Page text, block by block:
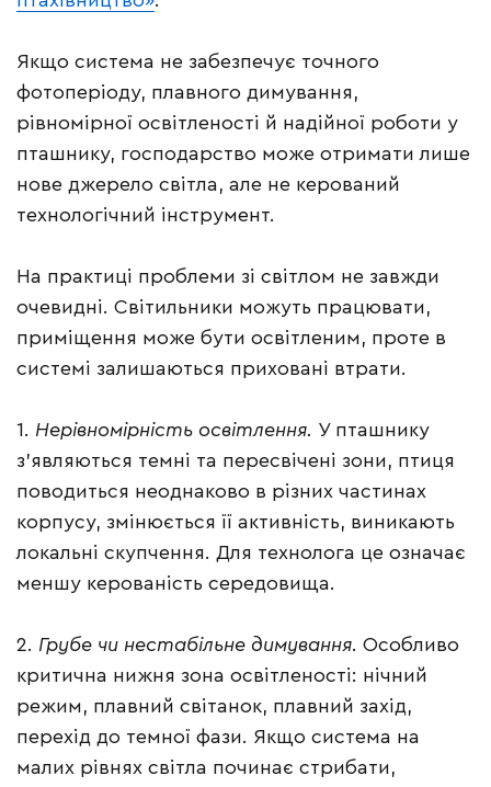
Якщо система не забезпечує точного
фотоперіоду, плавного димування,
рівномірної освітленості й надійної роботи у
пташнику, господарство може отримати лише
нове джерело світла, але не керований
технологічний інструмент.
На практиці проблеми зі світлом не завжди
очевидні. Світильники можуть працювати,
приміщення може бути освітленим, проте в
системі залишаються приховані втрати.
1. Нерівномірність освітлення. У пташнику
з’являються темні та пересвічені зони, птиця
поводиться неоднаково в різних частинах
корпусу, змінюється її активність, виникають
локальні скупчення. Для технолога це означає
меншу керованість середовища.
2. Грубе чи нестабільне димування. Особливо
критична нижня зона освітленості: нічний
режим, плавний світанок, плавний захід,
перехід до темної фази. Якщо система на
малих рівнях світла починає стрибати,